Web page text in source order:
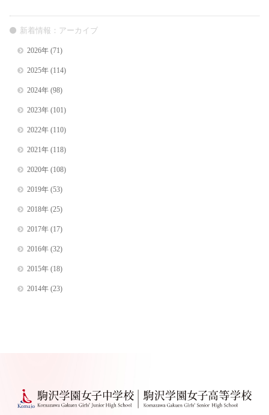
新着情報：アーカイブ
2026年(71)
2025年(114)
2024年(98)
2023年(101)
2022年(110)
2021年(118)
2020年(108)
2019年(53)
2018年(25)
2017年(17)
2016年(32)
2015年(18)
2014年(23)